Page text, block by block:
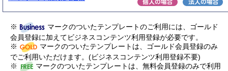
※
マークのついたテンプレートのご利用には、ゴールド
会員登録に加えてビジネスコンテンツ利用登録が必要です。
※
マークのついたテンプレートは、ゴールド会員登録のみ
でご利用いただけます。(ビジネスコンテンツ利用登録不要)
※
マークのついたテンプレートは、無料会員登録のみで利用